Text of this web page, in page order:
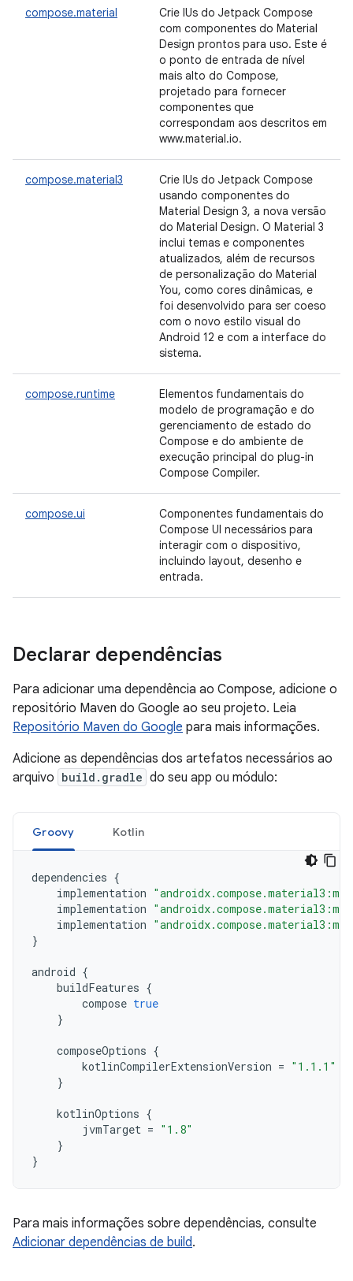
compose.material
Crie IUs do Jetpack Compose
com componentes do Material
Design prontos para uso. Este é
o ponto de entrada de nível
mais alto do Compose,
projetado para fornecer
componentes que
correspondam aos descritos em
www.material.io.
compose.material3
Crie IUs do Jetpack Compose
usando componentes do
Material Design 3, a nova versão
do Material Design. O Material 3
inclui temas e componentes
atualizados, além de recursos
de personalização do Material
You, como cores dinâmicas, e
foi desenvolvido para ser coeso
com o novo estilo visual do
Android 12 e com a interface do
sistema.
compose.runtime
Elementos fundamentais do
modelo de programação e do
gerenciamento de estado do
Compose e do ambiente de
execução principal do plug-in
Compose Compiler.
compose.ui
Componentes fundamentais do
Compose UI necessários para
interagir com o dispositivo,
incluindo layout, desenho e
entrada.
Declarar dependências
Para adicionar uma dependência ao Compose, adicione o
repositório Maven do Google ao seu projeto. Leia
Repositório Maven do Google para mais informações.
Adicione as dependências dos artefatos necessários ao
arquivo build.gradle do seu app ou módulo:
Groovy Kotlin
dependencies {
implementation
implementation
implementation
}
android {
buildFeatures {
compose true
}
composeOptions {
kotlinCompilerExtensionVersion = "1.1.1"
}
kotlinOptions {
jvmTarget = "1.8"
}
}
Para mais informações sobre dependências, consulte
Adicionar dependências de build.